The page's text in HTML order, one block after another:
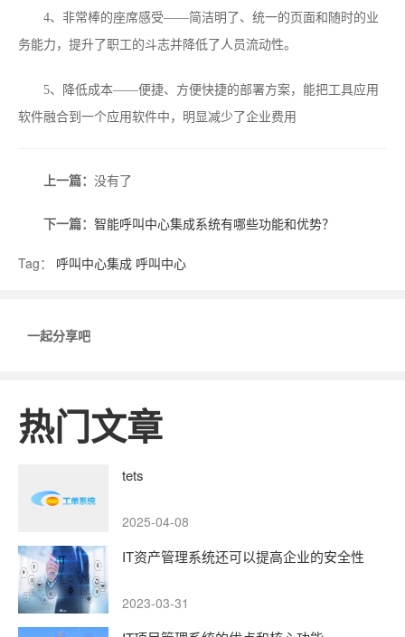
4、非常棒的座席感受——简洁明了、统一的页面和随时的业
务能力，提升了职工的斗志并降低了人员流动性。
5、降低成本——便捷、方便快捷的部署方案，能把工具应用
软件融合到一个应用软件中，明显减少了企业费用
上一篇： 没有了
下一篇： 智能呼叫中心集成系统有哪些功能和优势？
Tag： 呼叫中心集成 呼叫中心
一起分享吧
热门文章
tets
2025-04-08
IT资产管理系统还可以提高企业的安全性
2023-03-31